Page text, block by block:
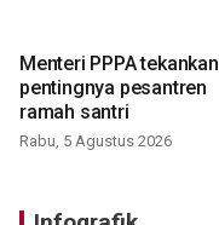
Menteri PPPA tekankan
pentingnya pesantren
ramah santri
Rabu, 5 Agustus 2026